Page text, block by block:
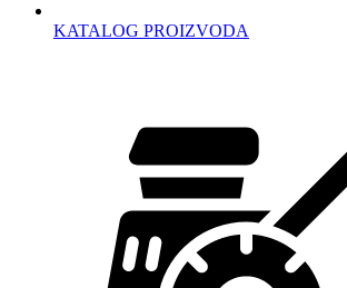
KATALOG PROIZVODA